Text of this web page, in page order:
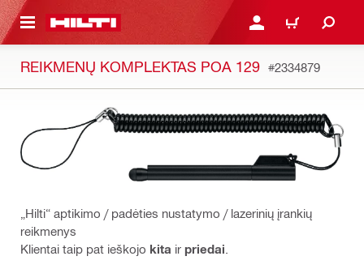
TURINIO PRISIJUNGTI ARBA
PIRKINIŲ
REIKMENŲ KOMPLEKTAS POA 129 #2334879
„Hilti“ aptikimo / padėties nustatymo / lazerinių įrankių
reikmenys
Klientai taip pat ieškojo kita ir priedai